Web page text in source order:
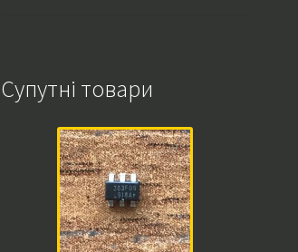
Супутні товари